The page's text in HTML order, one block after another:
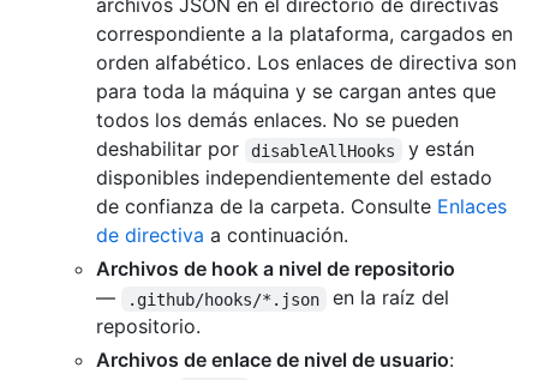
archivos JSON en el directorio de directivas
correspondiente a la plataforma, cargados en
orden alfabético. Los enlaces de directiva son
para toda la máquina y se cargan antes que
todos los demás enlaces. No se pueden
deshabilitar por
disableAllHooks
y están
disponibles independientemente del estado
de confianza de la carpeta. Consulte Enlaces
de directiva a continuación.
Archivos de hook a nivel de repositorio
—
.github/hooks/*.json
en la raíz del
repositorio.
Archivos de enlace de nivel de usuario: